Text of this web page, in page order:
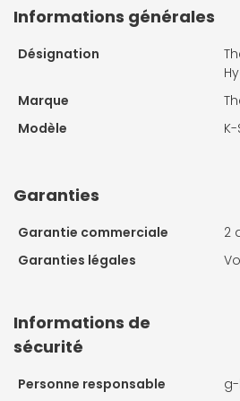
Informations générales
Désignation
Marque
Modèle
K-
Garanties
Garantie commerciale
2
Garanties légales
Informations de
sécurité
Personne responsable